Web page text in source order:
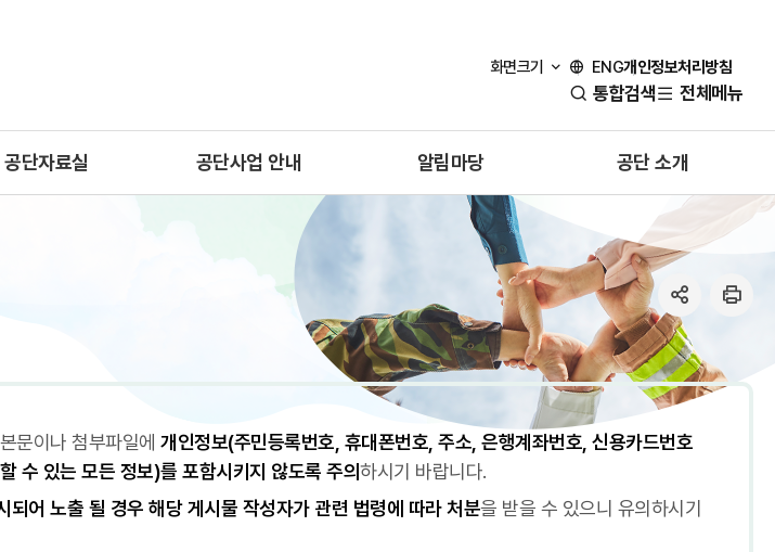
화면크기 ENG개인정보처리방침
통합검색 전체메뉴
공단자료실 공단사업 안내 알림마당 공단 소개
공
유
인
문이나 첨부파일에개인정보(주민등록번호, 휴대폰번호, 주소, 은행계좌번호, 신용카드번호
수 있는 모든 정보)를 포함시키지 않도록 주의하시기 바랍니다.
되어 노출 될 경우 해당 게시물 작성자가 관련 법령에 따라 처분을 받을 수 있으니 유의하시기